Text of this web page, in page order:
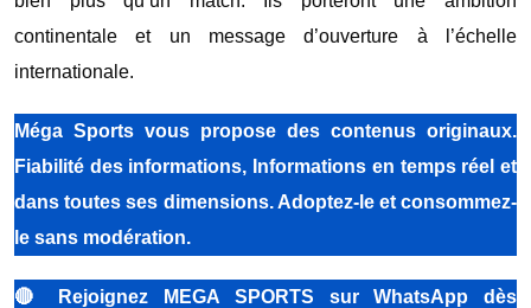
continentale et un message d’ouverture à l’échelle
internationale.
Méga Sports vous propose des contenus originaux.
Fiabilité des informations, Informations en temps réel et
dans toutes ses dimensions. Adoptez-le et consommez-
le sans modération.
🔴
Rejoignez MEGA SPORTS sur WhatsApp dès